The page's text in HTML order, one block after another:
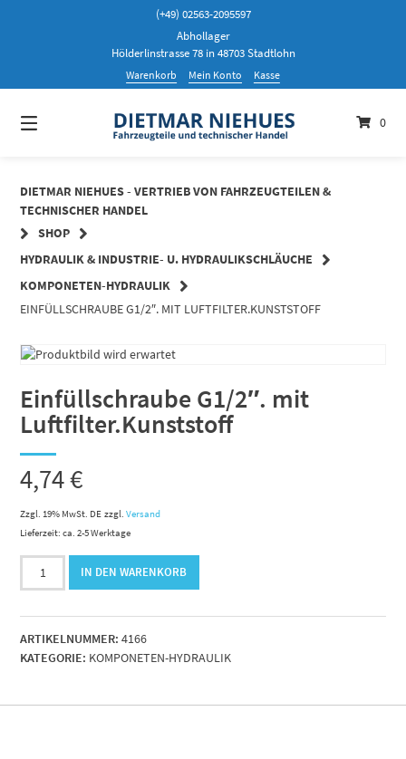
(+49) 02563-2095597
Abhollager
Hölderlinstrasse 78 in 48703 Stadtlohn
Warenkorb Mein Konto Kasse
0
DIETMAR NIEHUES - VERTRIEB VON FAHRZEUGTEILEN &
TECHNISCHER HANDEL
SHOP
HYDRAULIK & INDUSTRIE- U. HYDRAULIKSCHLÄUCHE
KOMPONETEN-HYDRAULIK
EINFÜLLSCHRAUBE G1/2″. MIT LUFTFILTER.KUNSTSTOFF
Einfüllschraube G1/2″. mit
Luftfilter.Kunststoff
4,74€
Zzgl. 19% MwSt. DE zzgl.Versand
Lieferzeit: ca. 2-5 Werktage
Einfüllschraube
G1/2".
Luftfilter.Kunststoff
Menge
IN DEN WARENKORB
ARTIKELNUMMER: 4166
KATEGORIE: KOMPONETEN-HYDRAULIK